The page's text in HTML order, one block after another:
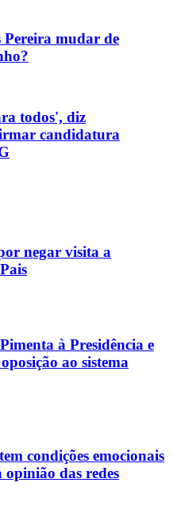
Pereira mudar de
todos', diz
candidatura
negar visita a
à Presidência e
ao sistema
condições emocionais
das redes